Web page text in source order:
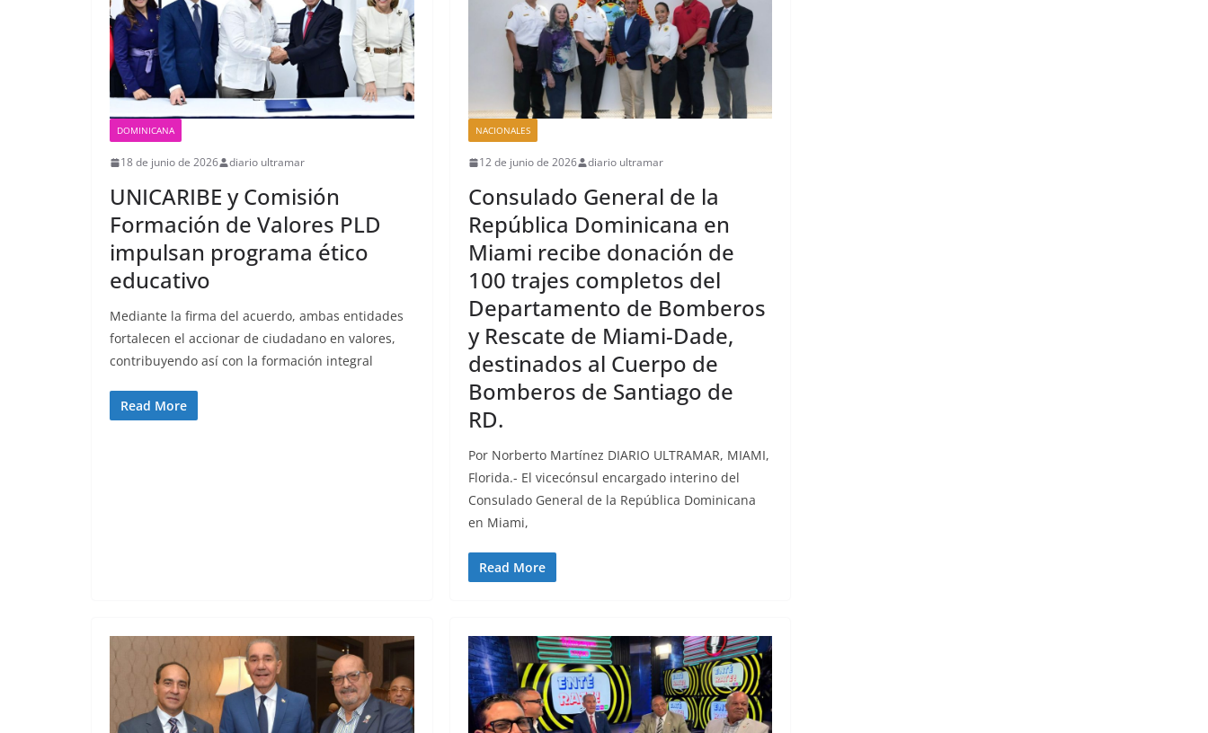
DOMINICANA
18 de junio de 2026 diario ultramar
UNICARIBE y Comisión
Formación de Valores PLD
impulsan programa ético
educativo
Mediante la firma del acuerdo, ambas entidades
fortalecen el accionar de ciudadano en valores,
contribuyendo así con la formación integral
Read More
NACIONALES
12 de junio de 2026 diario ultramar
Consulado General de la
República Dominicana en
Miami recibe donación de
100 trajes completos del
Departamento de Bomberos
y Rescate de Miami-Dade,
destinados al Cuerpo de
Bomberos de Santiago de
RD.
Por Norberto Martínez DIARIO ULTRAMAR, MIAMI,
Florida.- El vicecónsul encargado interino del
Consulado General de la República Dominicana
en Miami,
Read More